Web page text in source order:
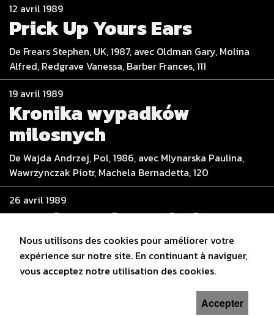
12 avril 1989
Prick Up Yours Ears
De Frears Stephen, UK, 1987, avec Oldman Gary, Molina
Alfred, Redgrave Vanessa, Barber Frances, 111
19 avril 1989
Kronika wypadków
milosnych
De Wajda Andrzej, Pol, 1986, avec Mlynarska Paulina,
Wawrzynczak Piotr, Machela Bernadetta, 120
26 avril 1989
Good Morning Babylon
De Taviani Paolo & Vittorio, I / F / USA, 1987, avec Spano
Vincent, de Almeida Joaquim, Scacchi Greta, Nosbush
Désirée, 117
Nous utilisons des cookies pour améliorer votre
expérience sur notre site. En continuant à naviguer,
vous acceptez notre utilisation des cookies.
Accepter